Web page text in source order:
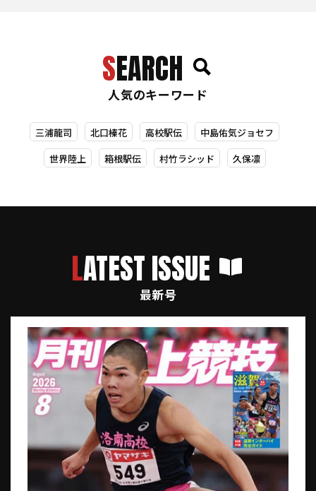
SEARCH
人気のキーワード
三浦龍司 北口榛花 高校駅伝 中島佑気ジョセフ
世界陸上 箱根駅伝 村竹ラシッド 久保凛
LATEST ISSUE
最新号